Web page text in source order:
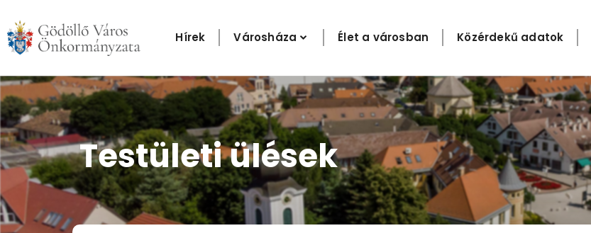
content
Hírek Városháza Élet a városban Közérdekű adatok
Testületi ülések​